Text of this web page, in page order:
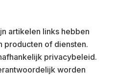
artikelen links hebben
producten of diensten.
privacybeleid.
worden